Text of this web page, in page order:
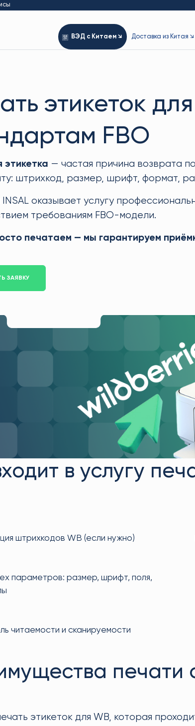
ВЭД с Китаем ↘ Доставка из Китая ↘
этикеток
FBO
этикетка — частая причина возврата
штрихкод, размер, шрифт, формат,
INSAL оказывает услугу
требованиям FBO-модели.
печатаем — мы гарантируем
ЗАЯВКУ
в услугу
штрихкодов WB (если нужно)
параметров: размер, шрифт, поля,
читаемости и сканируемости
печати
этикеток для WB, которая